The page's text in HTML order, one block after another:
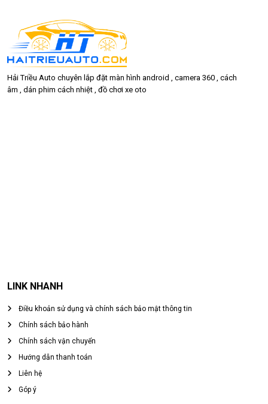
Hải Triều Auto chuyên lắp đặt màn hình android , camera 360 , cách
âm , dán phim cách nhiệt , đồ chơi xe oto
LINK NHANH
Điều khoản sử dụng và chính sách bảo mật thông tin
Chính sách bảo hành
Chính sách vận chuyển
Hướng dẫn thanh toán
Liên hệ
Góp ý